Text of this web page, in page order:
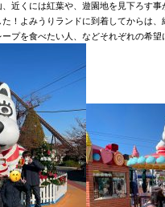
、近くには紅葉や、遊園地を見下ろす
！よみうりランドに到着してからは
プを食べたい人、などそれぞれの希望